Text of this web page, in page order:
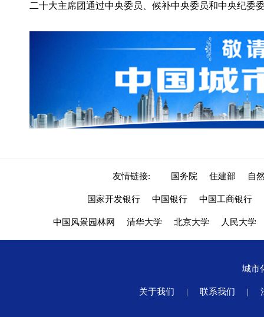
二十大主席团通过中央委员、候补中央委员和中央纪委
友情链接: 国务院 住建部 自
国家开发银行 中国银行 中国工商银行
中国风景园林网 清华大学 北京大学 人民大学
城市
关于我们 | 联系我们 |